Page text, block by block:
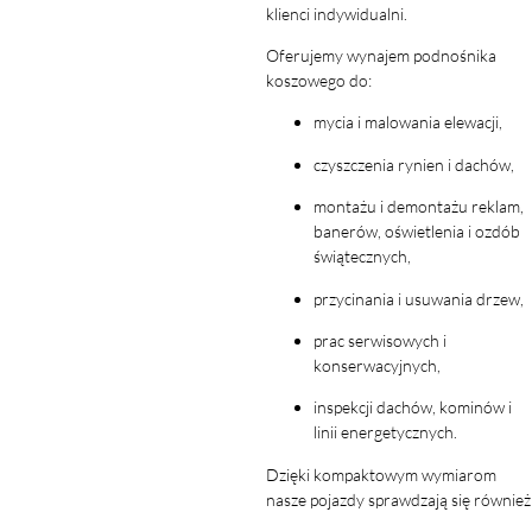
klienci indywidualni.
Oferujemy wynajem podnośnika
koszowego do:
mycia i malowania elewacji,
czyszczenia rynien i dachów,
montażu i demontażu reklam,
banerów, oświetlenia i ozdób
świątecznych,
przycinania i usuwania drzew,
prac serwisowych i
konserwacyjnych,
inspekcji dachów, kominów i
linii energetycznych.
Dzięki kompaktowym wymiarom
nasze pojazdy sprawdzają się również